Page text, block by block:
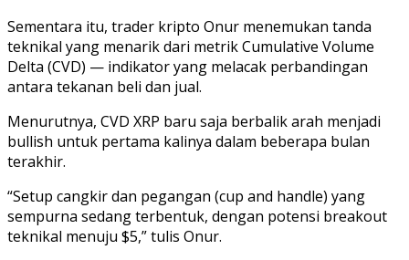
Sementara itu, trader kripto Onur menemukan tanda
teknikal yang menarik dari metrik Cumulative Volume
Delta (CVD) — indikator yang melacak perbandingan
antara tekanan beli dan jual.
Menurutnya, CVD XRP baru saja berbalik arah menjadi
bullish untuk pertama kalinya dalam beberapa bulan
terakhir.
“Setup cangkir dan pegangan (cup and handle) yang
sempurna sedang terbentuk, dengan potensi breakout
teknikal menuju $5,” tulis Onur.